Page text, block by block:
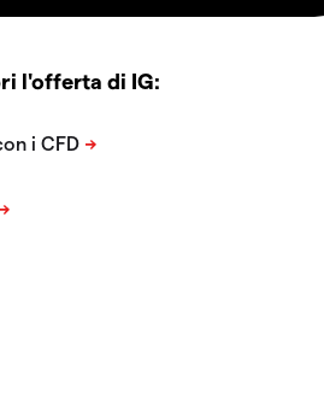
l'offerta di IG: